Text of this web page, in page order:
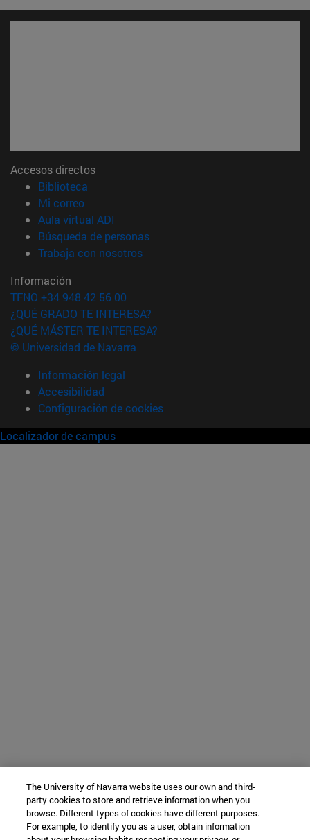
Accesos directos
Biblioteca
Mi correo(abre en nueva ventana)
Aula virtual ADI
Búsqueda de personas(abre en nueva ventana)
Trabaja con nosotros(abre en nueva ventana)
Información
TFNO +34 948 42 56 00
¿QUÉ GRADO TE INTERESA?
¿QUÉ MÁSTER TE INTERESA?
© Universidad de Navarra
Información legal
Accesibilidad
Configuración de cookies
Localizador de campus
The University of Navarra website uses our own and third-
party cookies to store and retrieve information when you
browse. Different types of cookies have different purposes.
For example, to identify you as a user, obtain information